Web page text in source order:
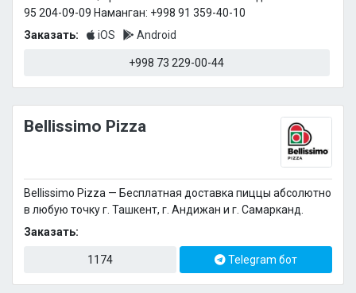
95 204-09-09 Наманган: +998 91 359-40-10
Заказать:
iOS Android
+998 73 229-00-44
Bellissimo Pizza
Bellissimo Pizza — Бесплатная доставка пиццы абсолютно
в любую точку г. Ташкент, г. Андижан и г. Самарканд.
Заказать:
1174 Telegram бот